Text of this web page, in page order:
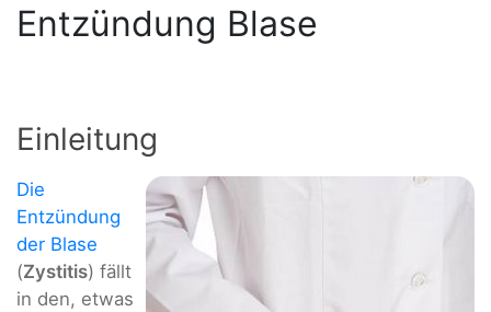
Entzündung Blase
Einleitung
Die
Entzündung
der Blase
(Zystitis) fällt
in den, etwas